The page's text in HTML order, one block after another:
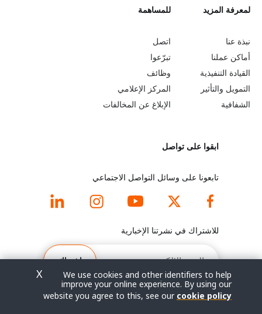
L
e
a
r
n
o
لمعرفة المزيد
نبذة عنا
أماكن عملنا
القيادة التنفيذية
التمويل والتأثير
الشفافية
G
o
b
e
y
n
d
f
o
o
t
e
للمساهمة
اتصل
تبرّعوا
وظائف
المركز الإعلامي
الإبلاغ عن المخالفات
ابقوا على تواصل
تابعونا على وسائل التواصل الاجتماعي
للاشتراك في نشرتنا الإخبارية
البريد
الإلكتروني
اشتراك
We use cookies and other identifiers to help
improve your online experience. By using our
website you agree to this, see ourcookie policy
X